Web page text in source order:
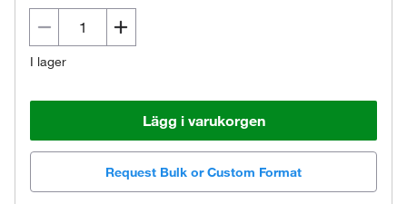
I lager
Lägg i varukorgen
Request Bulk or Custom Format